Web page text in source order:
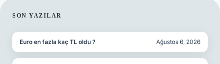
SIDEBAR
SON YAZILAR
Euro en fazla kaç TL oldu ? Ağustos 6, 2026